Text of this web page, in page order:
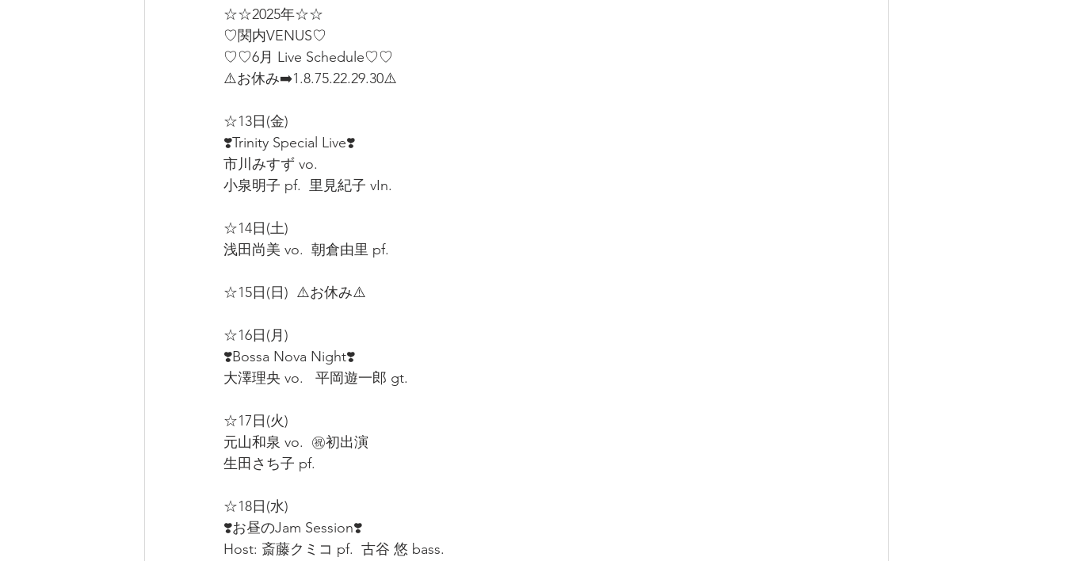
☆☆2025年☆☆
♡関内VENUS♡
♡♡6月 Live Schedule♡♡
⚠️お休み➡️1.8.75.22.29.30⚠️
☆13日(金)
❣️Trinity Special Live❣️
市川みすず vo.
小泉明子 pf.  里見紀子 vIn.
☆14日(土)
浅田尚美 vo.  朝倉由里 pf.
☆15日(日)  ⚠️お休み⚠️
☆16日(月)
❣️Bossa Nova Night❣️
大澤理央 vo.   平岡遊一郎 gt.
☆17日(火)
元山和泉 vo.  ㊗️初出演
生田さち子 pf.
☆18日(水)
❣️お昼のJam Session❣️
Host: 斎藤クミコ pf.  古谷 悠 bass.